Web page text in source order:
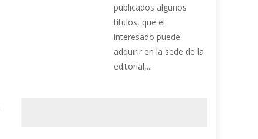
publicados algunos
títulos, que el
interesado puede
adquirir en la sede de la
editorial,...